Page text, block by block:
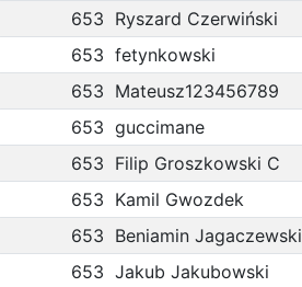
653 Ryszard Czerwiński
653 fetynkowski
653 Mateusz123456789
653 guccimane
653 Filip Groszkowski C
653 Kamil Gwozdek
653 Beniamin Jagaczewski
653 Jakub Jakubowski